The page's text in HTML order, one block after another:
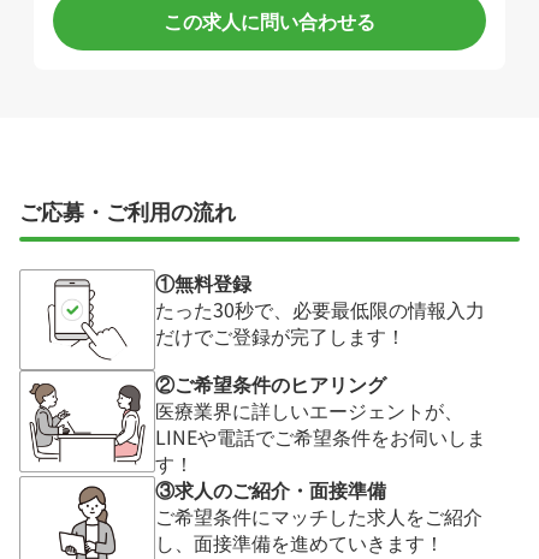
この求人に問い合わせる
ご応募・ご利用の流れ
①無料登録
たった30秒で、必要最低限の情報入力
だけでご登録が完了します！
②ご希望条件のヒアリング
医療業界に詳しいエージェントが、
LINEや電話でご希望条件をお伺いしま
す！
③求人のご紹介・面接準備
ご希望条件にマッチした求人をご紹介
し、面接準備を進めていきます！